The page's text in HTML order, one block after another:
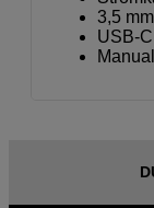
3,5
USB-
Manual